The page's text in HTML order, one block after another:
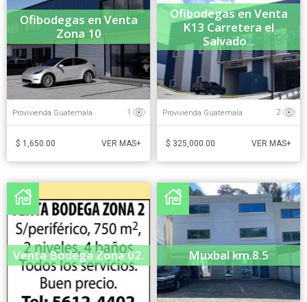
Ofibodegas en Venta
Zona 10
Provivienda Guatemala 1
$ 1,650.00 VER MAS+
Ofibodegas en Venta
K13 Carretera el
Salvado...
Provivienda Guatemala 2
$ 325,000.00 VER MAS+
Venta Bodega Zona 02. Muxbal km.8.5